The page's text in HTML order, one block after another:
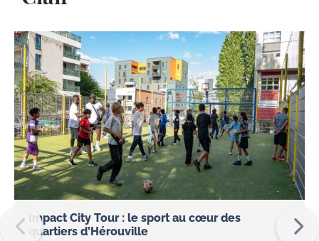
Impact City Tour : le sport au cœur des
quartiers d'Hérouville